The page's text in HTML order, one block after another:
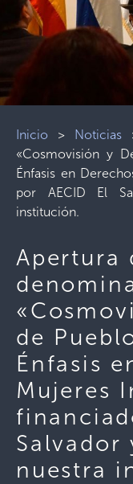
Inicio > Noticias
«Cosmovisión y
Énfasis en
por AECID El
institución.
Apertura
de
Énfasis
Mujeres
Salvador
nuestra